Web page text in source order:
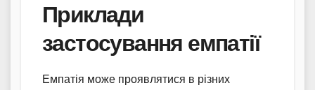
Приклади
застосування емпатії
Емпатія може проявлятися в різних